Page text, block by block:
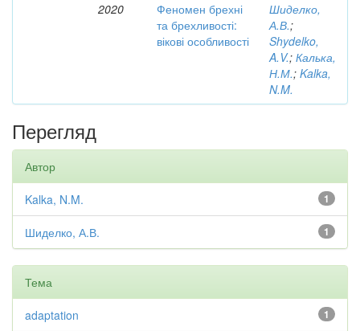
2020
Феномен брехні
та брехливості:
вікові особливості
Шиделко,
А.В.;
Shydelko,
A.V.; Калька,
Н.М.; Kalka,
N.M.
Перегляд
Автор
1
Kalka, N.M.
1
Шиделко, А.В.
Тема
1
adaptation